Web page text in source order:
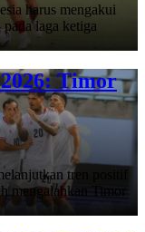
harus mengakui
laga ketiga
Timor
tren positif
mengalahkan Timor